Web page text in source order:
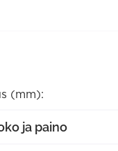
(mm):
ja paino